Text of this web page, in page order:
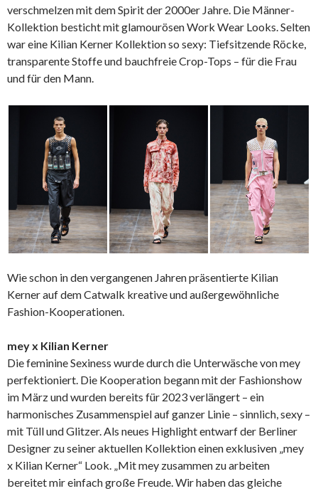
verschmelzen mit dem Spirit der 2000er Jahre. Die Männer-
Kollektion besticht mit glamourösen Work Wear Looks. Selten
war eine Kilian Kerner Kollektion so sexy: Tiefsitzende Röcke,
transparente Stoffe und bauchfreie Crop-Tops – für die Frau
und für den Mann.
Wie schon in den vergangenen Jahren präsentierte Kilian
Kerner auf dem Catwalk kreative und außergewöhnliche
Fashion-Kooperationen.
mey x Kilian Kerner
Die feminine Sexiness wurde durch die Unterwäsche von mey
perfektioniert. Die Kooperation begann mit der Fashionshow
im März und wurden bereits für 2023 verlängert – ein
harmonisches Zusammenspiel auf ganzer Linie – sinnlich, sexy –
mit Tüll und Glitzer. Als neues Highlight entwarf der Berliner
Designer zu seiner aktuellen Kollektion einen exklusiven „mey
x Kilian Kerner“ Look. „Mit mey zusammen zu arbeiten
bereitet mir einfach große Freude. Wir haben das gleiche